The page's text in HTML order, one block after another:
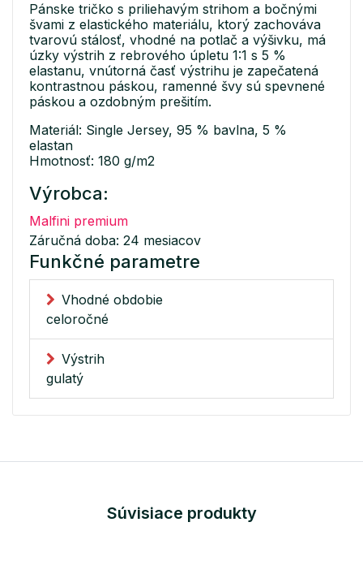
Pánske tričko s priliehavým strihom a bočnými
švami z elastického materiálu, ktorý zachováva
tvarovú stálosť, vhodné na potlač a výšivku, má
úzky výstrih z rebrového úpletu 1:1 s 5 %
elastanu, vnútorná časť výstrihu je zapečatená
kontrastnou páskou, ramenné švy sú spevnené
páskou a ozdobným prešitím.
Materiál: Single Jersey, 95 % bavlna, 5 %
elastan
Hmotnosť: 180 g/m2
Výrobca:
Malfini premium
Záručná doba: 24 mesiacov
Funkčné parametre
Vhodné obdobie
celoročné
Výstrih
gulatý
Súvisiace produkty